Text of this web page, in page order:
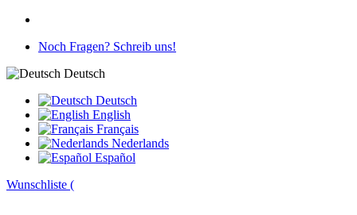
Noch Fragen? Schreib uns!
Deutsch
Deutsch
English
Français
Nederlands
Español
Wunschliste (